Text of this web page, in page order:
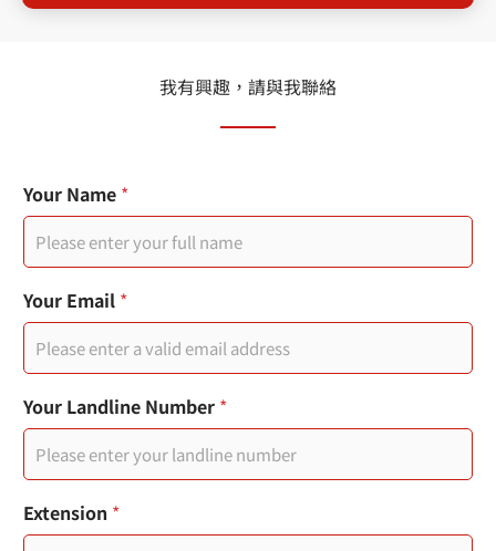
我有興趣，請與我聯絡
Your Name *
Your Email *
Your Landline Number *
Extension *